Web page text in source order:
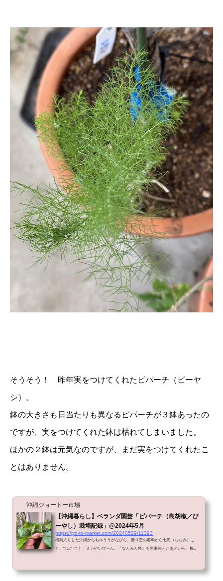
そうそう！ 昨年実をつけてくれたピパーチ（ピーヤ
シ）。
鉢の大きさも日当たりも異なるピパーチが３鉢あったの
ですが、実をつけてくれた鉢は枯れてしまいました。
ほかの２鉢は元気なのですが、まだ実をつけてくれたこ
とはありません。
沖縄ジョートー市場
【沖縄暮らし】ベランダ園芸「ピパーチ（島胡椒／ぴ
ーやし）栽培記録」@2024年5月
https://jyo-to-market.com/20240529/11393
梅雨入りした沖縄からちゅううがなびら。曇り空の那覇から七海（ななみ）こ
と、“ねこ”こと、ミカやいびーん。「なんみん祭」を無事終えたあとから、梅雨
なので害虫被害も酷く、カタツムリ（沖縄では「ちんなん」とも言います）も大